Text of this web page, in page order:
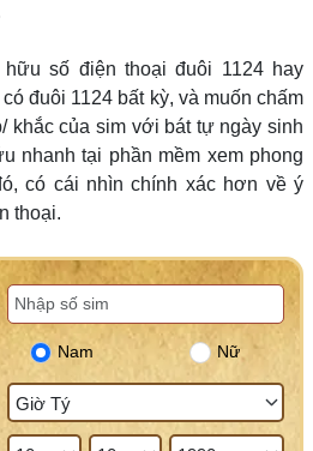
số điện thoại đuôi 1124 hay
đuôi 1124 bất kỳ, và muốn chấm
khắc của sim với bát tự ngày sinh
nhanh tại phần mềm xem phong
có cái nhìn chính xác hơn về ý
thoại.
Nam Nữ